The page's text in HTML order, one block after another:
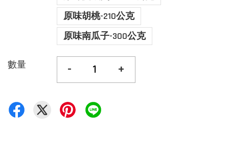
原味胡桃-210公克
原味南瓜子-300公克
數量 - +